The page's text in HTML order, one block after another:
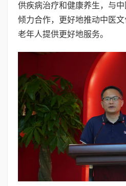
供疾病治疗和健康养生，与
倾力合作，更好地推动中医
老年人提供更好地服务。